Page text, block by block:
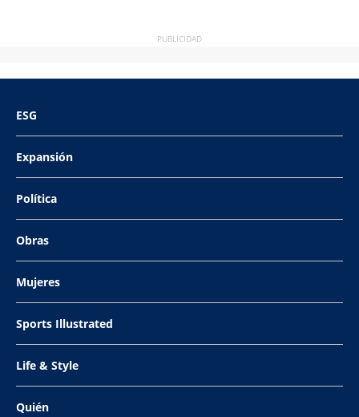
PUBLICIDAD
ESG
Expansión
Política
Obras
Mujeres
Sports Illustrated
Life & Style
Quién